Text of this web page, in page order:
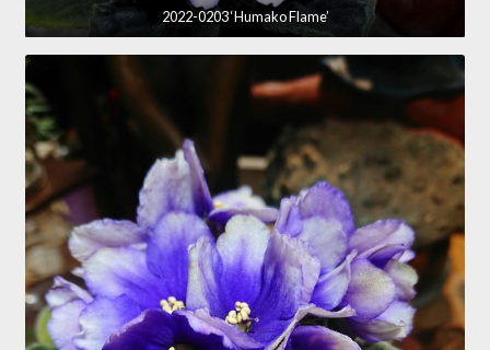
2022-0203 ‘Humako Flame’